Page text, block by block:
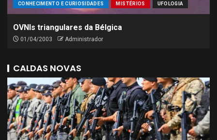
CONHECIMENTO E CURIOSIDADES MISTÉRIOS UFOLOGIA
OVNIs triangulares da Bélgica
01/04/2003 Administrador
CALDAS NOVAS